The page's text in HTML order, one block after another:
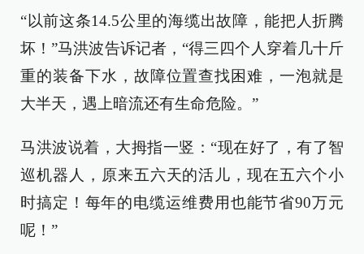
“以前这条14.5公里的海缆出故障，能把人折腾
坏！”马洪波告诉记者，“得三四个人穿着几十斤
重的装备下水，故障位置查找困难，一泡就是
大半天，遇上暗流还有生命危险。”
马洪波说着，大拇指一竖：“现在好了，有了智
巡机器人，原来五六天的活儿，现在五六个小
时搞定！每年的电缆运维费用也能节省90万元
呢！”